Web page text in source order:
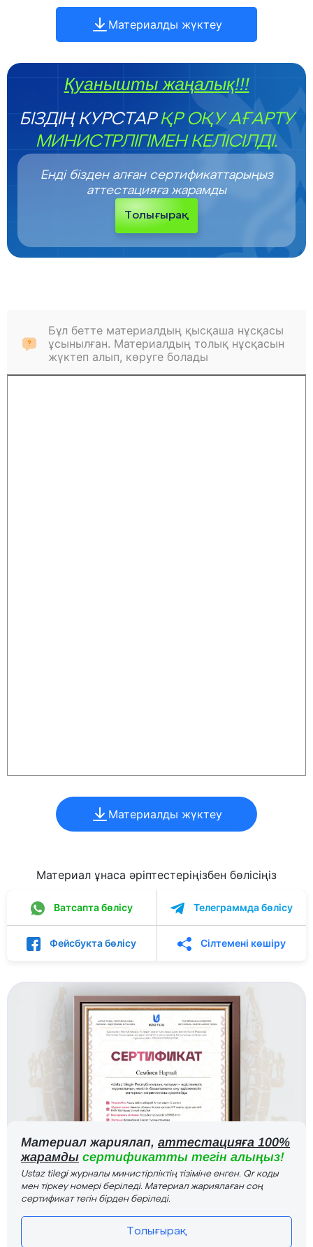
Материалды жүктеу
Қуанышты жаңалық!!!
БІЗДІҢ КУРСТАРҚР ОҚУ АҒАРТУ
МИНИСТРЛІГІМЕН КЕЛІСІЛДІ.
Енді бізден алған сертификаттарыңыз
аттестацияға жарамды
Толығырақ
Бұл бетте материалдың қысқаша нұсқасы
ұсынылған. Материалдың толық нұсқасын
жүктеп алып, көруге болады
Материалды жүктеу
Материал ұнаса әріптестеріңізбен бөлісіңіз
Ватсапта бөлісу Телеграммда бөлісу
Фейсбукта бөлісу Сілтемені көшіру
Материал жариялап, аттестацияға 100%
жарамды сертификатты тегін алыңыз!
Ustaz tilegi журналы министірліктің тізіміне енген. Qr коды
мен тіркеу номері беріледі. Материал жариялаған соң
сертификат тегін бірден беріледі.
Толығырақ